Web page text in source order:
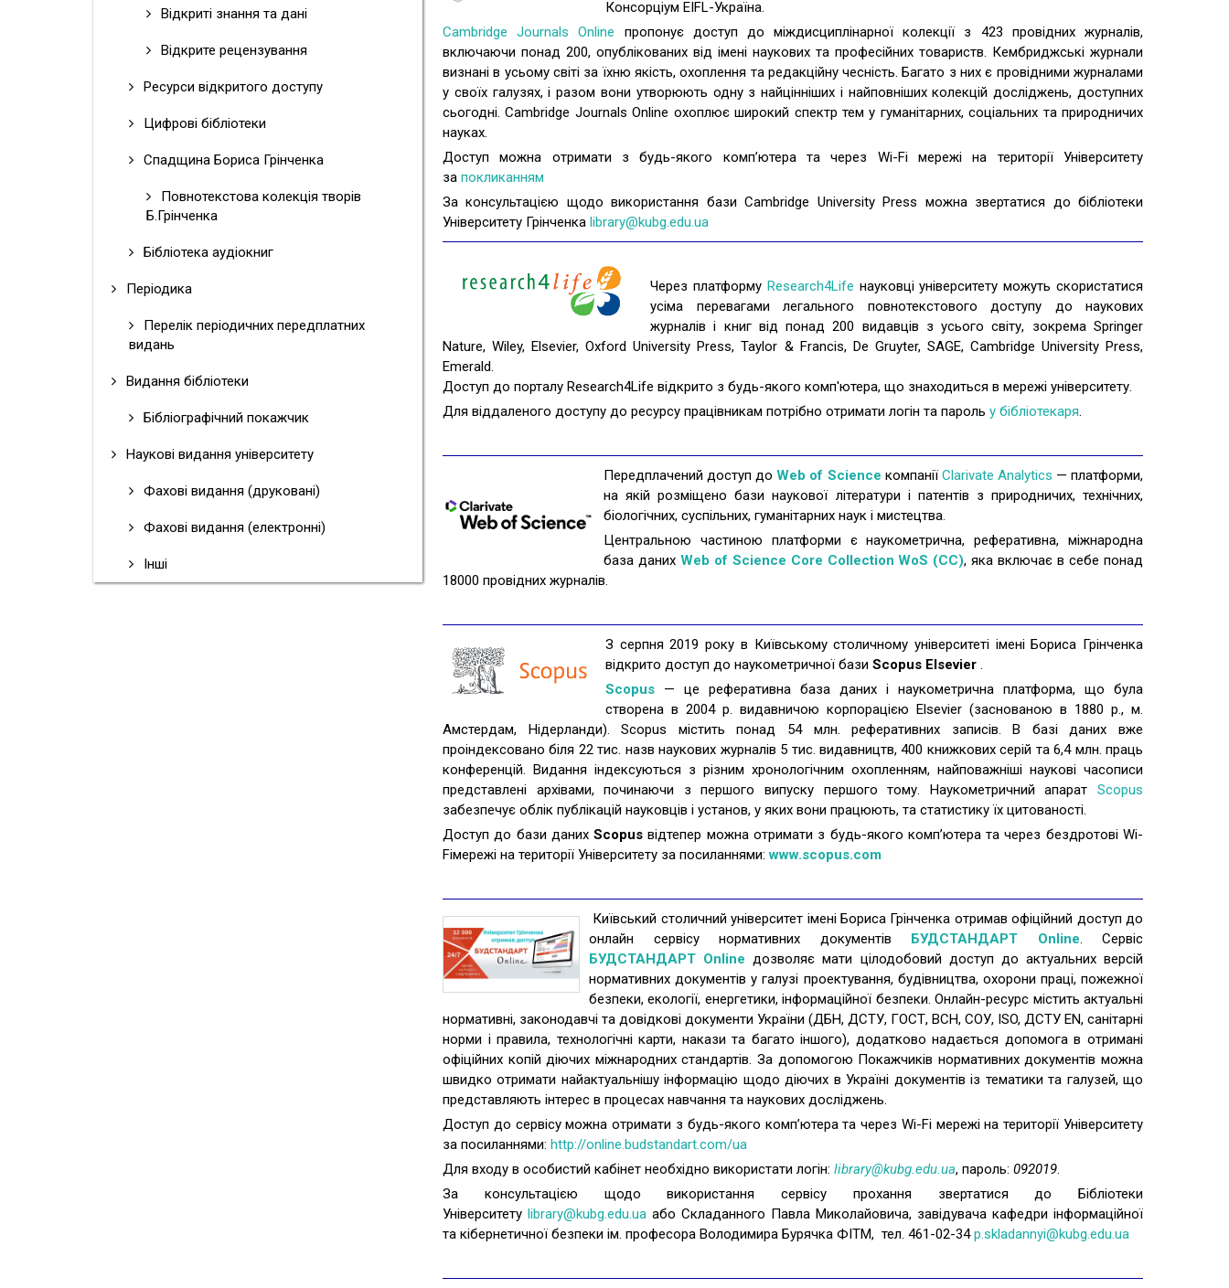
Відкриті знання та дані
Відкрите рецензування
Ресурси відкритого доступу
Цифрові бібліотеки
Спадщина Бориса Грінченка
Повнотекстова колекція творів
Б.Грінченка
Бібліотека аудіокниг
Періодика
Перелік періодичних передплатних
видань
Видання бібліотеки
Бібліографічний покажчик
Наукові видання університету
Фахові видання (друковані)
Фахові видання (електронні)
Інші
Консорціум EIFL-Україна.
Cambridge Journals Online пропонує доступ до міждисциплінарної колекції з 423 провідних журналів,
включаючи понад 200, опублікованих від імені наукових та професійних товариств. Кембриджські журнали
визнані в усьому світі за їхню якість, охоплення та редакційну чесність. Багато з них є провідними журналами
у своїх галузях, і разом вони утворюють одну з найцінніших і найповніших колекцій досліджень, доступних
сьогодні. Cambridge Journals Online охоплює широкий спектр тем у гуманітарних, соціальних та природничих
науках.
Доступ можна отримати з будь-якого комп’ютера та через Wi-Fi мережі на території Університету
за покликанням
За консультацією щодо використання бази Cambridge University Press можна звертатися до бібліотеки
Університету Грінченка library@kubg.edu.ua
Через платформу Research4Life науковці університету можуть скористатися
усіма перевагами легального повнотекстового доступу до наукових
журналів і книг від понад 200 видавців з усього світу, зокрема Springer
Nature, Wiley, Elsevier, Oxford University Press, Taylor & Francis, De Gruyter, SAGE, Cambridge University Press,
Emerald.
Доступ до порталу Research4Life відкрито з будь-якого комп'ютера, що знаходиться в мережі університету.
Для віддаленого доступу до ресурсу працівникам потрібно отримати логін та пароль у бібліотекаря.
Передплачений доступ доWeb of Science компанії Clarivate Analytics — платформи,
на якій розміщено бази наукової літератури і патентів з природничих, технічних,
біологічних, суспільних, гуманітарних наук і мистецтва.
Центральною частиною платформи є наукометрична, реферативна, міжнародна
база даних Web of Science Core Collection WoS (CC), яка включає в себе понад
18000 провідних журналів.
З серпня 2019 року в Київському столичному університеті імені Бориса Грінченка
відкрито доступ до наукометричної бази Scopus Elsevier .
Scopus — це реферативна база даних і наукометрична платформа, що була
створена в 2004 р. видавничою корпорацією Elsevier (заснованою в 1880 р., м.
Амстердам, Нідерланди). Scopus містить понад 54 млн. реферативних записів. В базі даних вже
проіндексовано біля 22 тис. назв наукових журналів 5 тис. видавництв, 400 книжкових серій та 6,4 млн. праць
конференцій. Видання індексуються з різним хронологічним охопленням, найповажніші наукові часописи
представлені архівами, починаючи з першого випуску першого тому. Наукометричний апарат Scopus
забезпечує облік публікацій науковців і установ, у яких вони працюють, та статистику їх цитованості.
Доступ до бази данихScopus відтепер можна отримати з будь-якого комп’ютера та через бездротові Wi-
Fiмережі на території Університету за посиланнями:www.scopus.com
Київський столичний університет імені Бориса Грінченка отримав офіційний доступ до
онлайн сервісу нормативних документів БУДСТАНДАРТ Online. Сервіс
БУДСТАНДАРТ Online дозволяє мати цілодобовий доступ до актуальних версій
нормативних документів у галузі проектування, будівництва, охорони праці, пожежної
безпеки, екології, енергетики, інформаційної безпеки. Онлайн-ресурс містить актуальні
нормативні, законодавчі та довідкові документи України (ДБН, ДСТУ, ГОСТ, ВСН, СОУ, ISO, ДСТУ EN, санітарні
норми і правила, технологічні карти, накази та багато іншого), додатково надається допомога в отримані
офіційних копій діючих міжнародних стандартів. За допомогою Покажчиків нормативних документів можна
швидко отримати найактуальнішу інформацію щодо діючих в Україні документів із тематики та галузей, що
представляють інтерес в процесах навчання та наукових досліджень.
Доступ до сервісу можна отримати з будь-якого комп’ютера та через Wi-Fi мережі на території Університету
за посиланнями: http://online.budstandart.com/ua
Для входу в особистий кабінет необхідно використати логін: library@kubg.edu.ua, пароль: 092019.
За консультацією щодо використання сервісу прохання звертатися до Бібліотеки
Університету library@kubg.edu.ua або Складанного Павла Миколайовича, завідувача кафедри інформаційної
та кібернетичної безпеки ім. професора Володимира Бурячка ФІТМ, тел. 461-02-34p.skladannyi@kubg.edu.ua